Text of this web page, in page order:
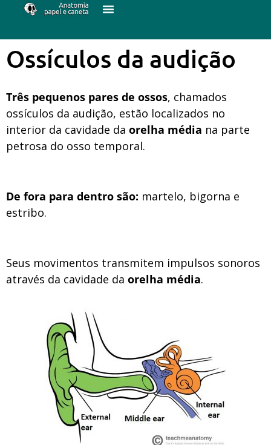
Ossículos da audição
Três pequenos pares de ossos, chamados
ossículos da audição, estão localizados no
interior da cavidade da orelha média na parte
petrosa do osso temporal.
De fora para dentro são: martelo, bigorna e
estribo.
Seus movimentos transmitem impulsos sonoros
através da cavidade da orelha média.